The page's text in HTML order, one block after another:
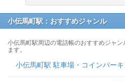
小伝馬町駅：おすすめジャンル
小伝馬町駅周辺の電話帳のおすすめジャ
ます。
小伝馬町駅 駐車場・コインパー